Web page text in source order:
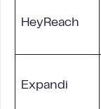
HeyReach
Expandi